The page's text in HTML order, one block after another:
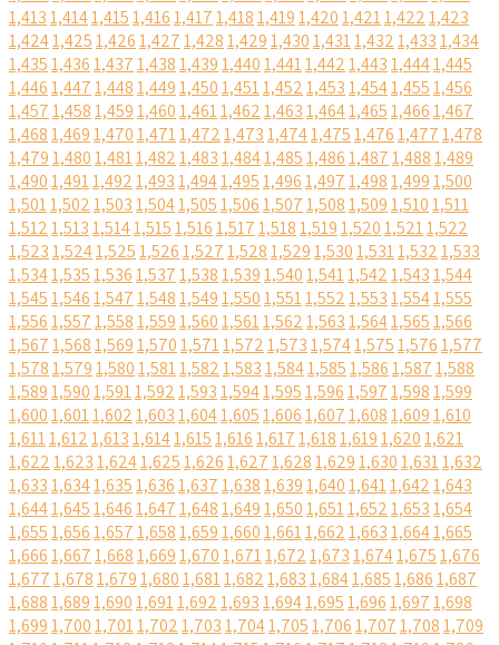
1,4131,4141,4151,4161,4171,4181,4191,4201,4211,4221,423
1,4241,4251,4261,4271,4281,4291,4301,4311,4321,4331,434
1,4351,4361,4371,4381,4391,4401,4411,4421,4431,4441,445
1,4461,4471,4481,4491,4501,4511,4521,4531,4541,4551,456
1,4571,4581,4591,4601,4611,4621,4631,4641,4651,4661,467
1,4681,4691,4701,4711,4721,4731,4741,4751,4761,4771,478
1,4791,4801,4811,4821,4831,4841,4851,4861,4871,4881,489
1,4901,4911,4921,4931,4941,4951,4961,4971,4981,4991,500
1,5011,5021,5031,5041,5051,5061,5071,5081,5091,5101,511
1,5121,5131,5141,5151,5161,5171,5181,5191,5201,5211,522
1,5231,5241,5251,5261,5271,5281,5291,5301,5311,5321,533
1,5341,5351,5361,5371,5381,5391,5401,5411,5421,5431,544
1,5451,5461,5471,5481,5491,5501,5511,5521,5531,5541,555
1,5561,5571,5581,5591,5601,5611,5621,5631,5641,5651,566
1,5671,5681,5691,5701,5711,5721,5731,5741,5751,5761,577
1,5781,5791,5801,5811,5821,5831,5841,5851,5861,5871,588
1,5891,5901,5911,5921,5931,5941,5951,5961,5971,5981,599
1,6001,6011,6021,6031,6041,6051,6061,6071,6081,6091,610
1,6111,6121,6131,6141,6151,6161,6171,6181,6191,6201,621
1,6221,6231,6241,6251,6261,6271,6281,6291,6301,6311,632
1,6331,6341,6351,6361,6371,6381,6391,6401,6411,6421,643
1,6441,6451,6461,6471,6481,6491,6501,6511,6521,6531,654
1,6551,6561,6571,6581,6591,6601,6611,6621,6631,6641,665
1,6661,6671,6681,6691,6701,6711,6721,6731,6741,6751,676
1,6771,6781,6791,6801,6811,6821,6831,6841,6851,6861,687
1,6881,6891,6901,6911,6921,6931,6941,6951,6961,6971,698
1,6991,7001,7011,7021,7031,7041,7051,7061,7071,7081,709